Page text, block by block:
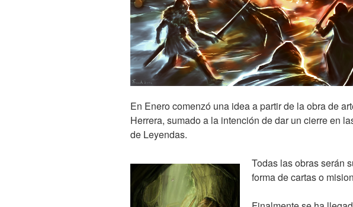
En Enero comenzó una idea a partir de la obra de
Herrera, sumado a la intención de dar un cierre en
de Leyendas.
Todas las obras serán
forma de cartas o